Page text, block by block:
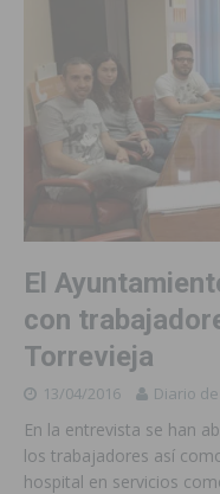
El
con
Torrevieja
13/04/2016 Diario
En la entrevista se han
los trabajadores así
hospital en servicios